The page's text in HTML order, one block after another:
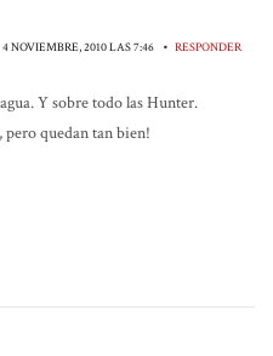
4 NOVIEMBRE, 2010 LAS 7:46 • RESPONDER
Y sobre todo las Hunter.
quedan tan bien!